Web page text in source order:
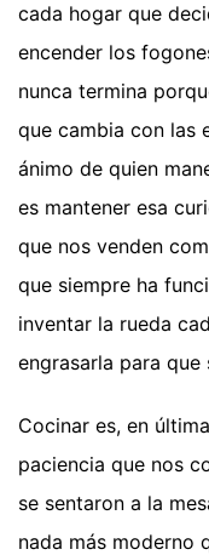
cada hogar que
encender los
nunca termina
que cambia con las
ánimo de quien
es mantener esa
que nos venden
que siempre ha
inventar la rueda
engrasarla para
Cocinar es, en
paciencia que nos
se sentaron a la
nada más moderno